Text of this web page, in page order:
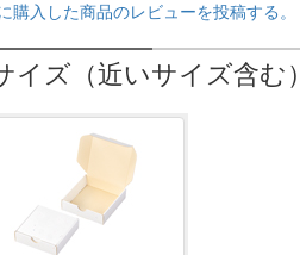
購入した商品のレビューを投稿する。
イズ（近いサイズ含む）